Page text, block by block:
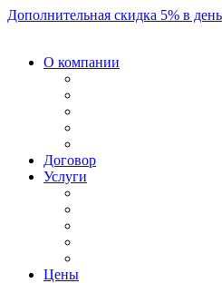
Дополнительная скидка 5% в
О компании
Договор
Услуги
Цены